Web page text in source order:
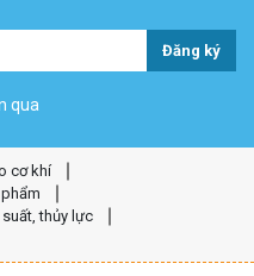
Đăng ký
qua
cơ khí
thủy lực